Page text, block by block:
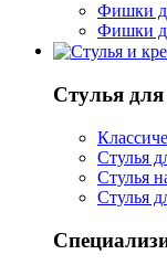
Фишки
Фишки
Стулья
Стулья
Стулья
Стулья